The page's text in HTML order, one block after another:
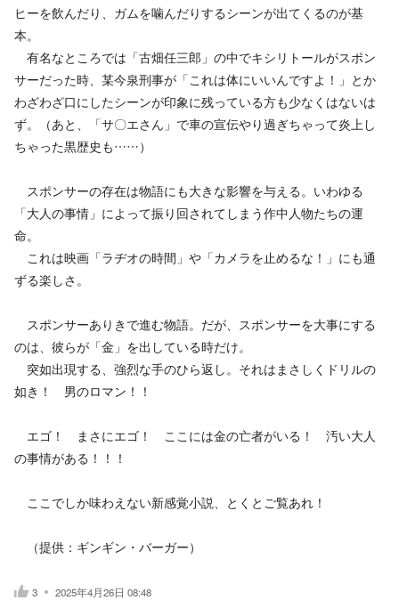
ヒーを飲んだり、ガムを噛んだりするシーンが出てくるのが基
本。
有名なところでは「古畑任三郎」の中でキシリトールがスポン
サーだった時、某今泉刑事が「これは体にいいんですよ！」とか
わざわざ口にしたシーンが印象に残っている方も少なくはないは
ず。（あと、「サ〇エさん」で車の宣伝やり過ぎちゃって炎上し
ちゃった黒歴史も……）
スポンサーの存在は物語にも大きな影響を与える。いわゆる
「大人の事情」によって振り回されてしまう作中人物たちの運
命。
これは映画「ラヂオの時間」や「カメラを止めるな！」にも通
ずる楽しさ。
スポンサーありきで進む物語。だが、スポンサーを大事にする
のは、彼らが「金」を出している時だけ。
突如出現する、強烈な手のひら返し。それはまさしくドリルの
如き！ 男のロマン！！
エゴ！ まさにエゴ！ ここには金の亡者がいる！ 汚い大人
の事情がある！！！
ここでしか味わえない新感覚小説、とくとご覧あれ！
（提供：ギンギン・バーガー）
3 2025年4月26日 08:48